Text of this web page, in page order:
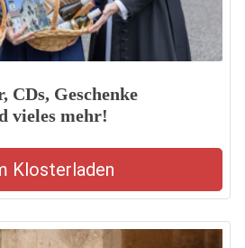
CDs, Geschenke
vieles mehr!
Klosterladen